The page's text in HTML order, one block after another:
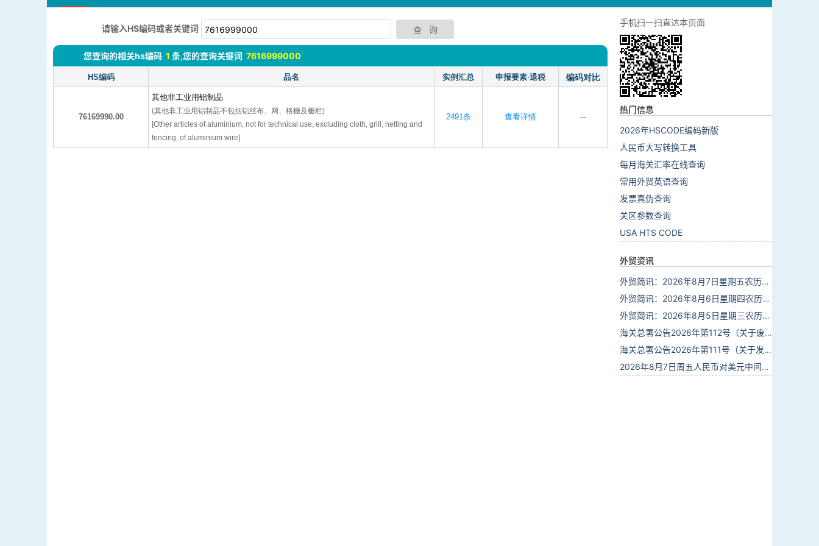
请输入HS编码或者关键词
您查询的相关hs编码 1 条,您的查询关键词 7616999000
HS编码 品名 实例汇总 申报要素·退税 编码对比
76169990.00
其他非工业用铝制品
(其他非工业用铝制品不包括铝丝布、网、格栅及栅栏)
[Other articles of aluminium, not for technical use, excluding cloth, grill, netting and
fencing, of aluminium wire]
2491条 查看详情 --
手机扫一扫直达本页面
热门信息
2026年HSCODE编码新版
人民币大写转换工具
每月海关汇率在线查询
常用外贸英语查询
发票真伪查询
关区参数查询
USA HTS CODE
外贸资讯
外贸简讯：2026年8月7日星期五农历六月廿五
外贸简讯：2026年8月6日星期四农历六月廿四
外贸简讯：2026年8月5日星期三农历六月廿三
海关总署公告2026年第112号（关于废止部分卫生检疫类规范性文件的公告）
海关总署公告2026年第111号（关于发布《进出境动植物检疫处理监督管理工作规定》《进出境卫生处理监督管理工作规定》的公告）
2026年8月7日周五人民币对美元中间价报6.7904调贬9个基点